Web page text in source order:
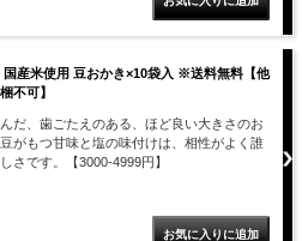
国産米使用 豆おかき×10袋入 ※送料無料【他
不可】
だ、歯ごたえのある、ほど良い大きさのお
がもつ甘味と塩の味付けは、相性がよく誰
さです。【3000-4999円】